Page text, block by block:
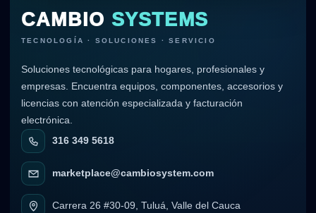
CAMBIO SYSTEMS
TECNOLOGÍA · SOLUCIONES · SERVICIO
Soluciones tecnológicas para hogares, profesionales y
empresas. Encuentra equipos, componentes, accesorios y
licencias con atención especializada y facturación
electrónica.
316 349 5618
marketplace@cambiosystem.com
Carrera 26 #30-09, Tuluá, Valle del Cauca